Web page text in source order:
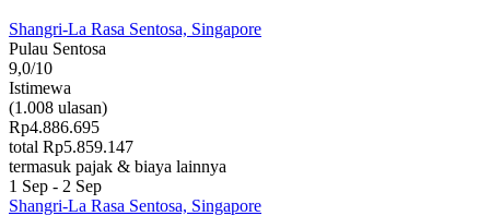
Shangri-La Rasa Sentosa, Singapore
Pulau Sentosa
9,0/10
Istimewa
(1.008 ulasan)
Rp4.886.695
total Rp5.859.147
termasuk pajak & biaya lainnya
1 Sep - 2 Sep
Shangri-La Rasa Sentosa, Singapore